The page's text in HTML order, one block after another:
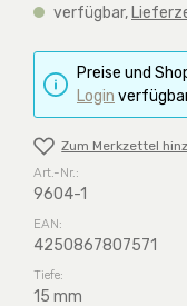
verfügbar,
Preise und
Login
Zum Merkzettel
Art.-Nr.:
9604-1
EAN:
4250867807571
Tiefe:
15 mm